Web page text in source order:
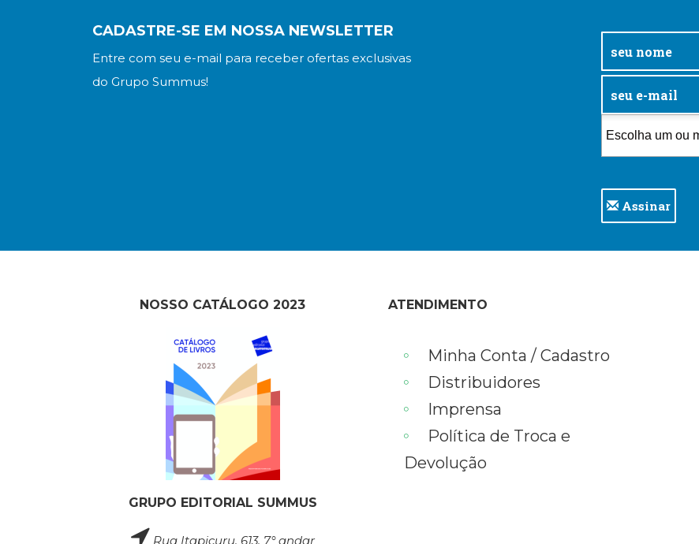
CADASTRE-SE EM NOSSA NEWSLETTER
Entre com seu e-mail para receber ofertas exclusivas
do Grupo Summus!
Assinar
NOSSO CATÁLOGO 2023
GRUPO EDITORIAL SUMMUS
Rua Itapicuru, 613, 7° andar
ATENDIMENTO
Minha Conta / Cadastro
Distribuidores
Imprensa
Política de Troca e
Devolução